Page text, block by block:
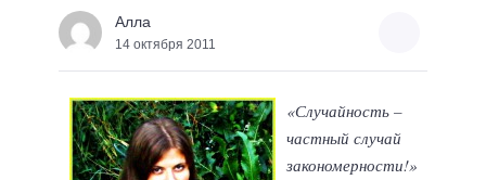
Алла
14 октября 2011
«Случайность –
частный случай
закономерности!»